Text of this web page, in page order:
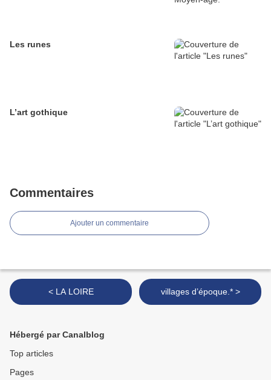
Les runes
L’art gothique
Commentaires
Ajouter un commentaire
< LA LOIRE villages d’époque.* >
Hébergé par Canalblog
Top articles
Pages